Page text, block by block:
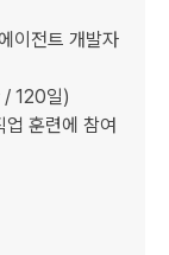
이전트 개발자
120일)
업 훈련에 참여